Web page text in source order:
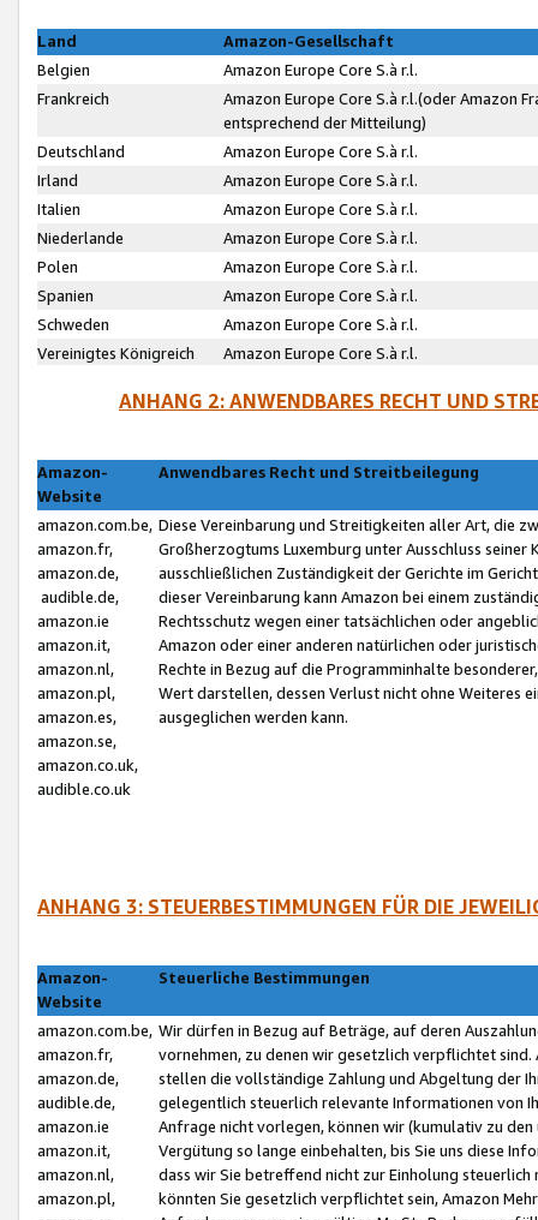
Land
Amazon-Gesellschaft
Belgien
Amazon Europe Core S.à r.l.
Frankreich
Amazon Europe Core S.à r.l.(oder Amazon
entsprechend der Mitteilung)
Deutschland
Amazon Europe Core S.à r.l.
Irland
Amazon Europe Core S.à r.l.
Italien
Amazon Europe Core S.à r.l.
Niederlande
Amazon Europe Core S.à r.l.
Polen
Amazon Europe Core S.à r.l.
Spanien
Amazon Europe Core S.à r.l.
Schweden
Amazon Europe Core S.à r.l.
Vereinigtes Königreich
Amazon Europe Core S.à r.l.
ANHANG 2: ANWENDBARES RECHT UND
Amazon-
Website
Anwendbares Recht und Streitbeilegung
amazon.com.be,
amazon.fr,
amazon.de,
audible.de,
amazon.ie
amazon.it,
amazon.nl,
amazon.pl,
amazon.es,
amazon.se,
amazon.co.uk,
audible.co.uk
Diese Vereinbarung und Streitigkeiten aller Art, die
Großherzogtums Luxemburg unter Ausschluss
ausschließlichen Zuständigkeit der Gerichte im
dieser Vereinbarung kann Amazon bei einem
Rechtsschutz wegen einer tatsächlichen oder
Amazon oder einer anderen natürlichen oder
Rechte in Bezug auf die Programminhalte
Wert darstellen, dessen Verlust nicht ohne Weiteres
ausgeglichen werden kann.
ANHANG 3: STEUERBESTIMMUNGEN FÜR DIE
Amazon-
Website
Steuerliche Bestimmungen
amazon.com.be,
amazon.fr,
amazon.de,
audible.de,
amazon.ie
amazon.it,
amazon.nl,
amazon.pl,
Wir dürfen in Bezug auf Beträge, auf deren
vornehmen, zu denen wir gesetzlich verpflichtet
stellen die vollständige Zahlung und Abgeltung der
gelegentlich steuerlich relevante Informationen von
Anfrage nicht vorlegen, können wir (kumulativ zu
Vergütung so lange einbehalten, bis Sie uns diese
dass wir Sie betreffend nicht zur Einholung
könnten Sie gesetzlich verpflichtet sein, Amazon